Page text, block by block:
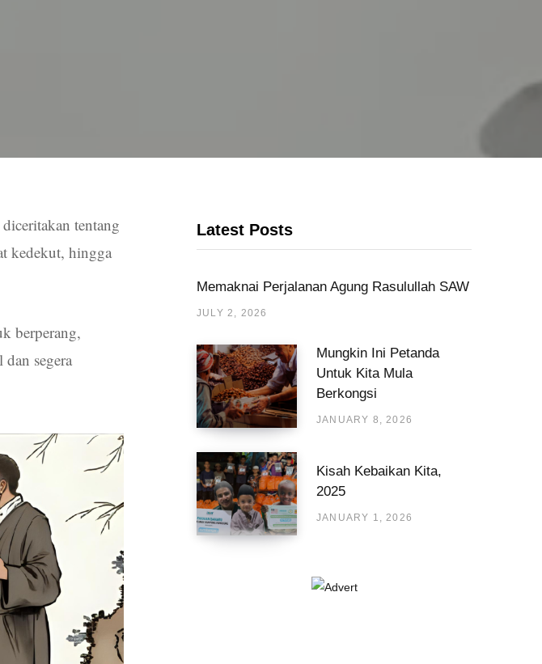
tentang
kedekut, hingga
berperang,
segera
Latest Posts
Memaknai Perjalanan Agung Rasulullah SAW
JULY 2, 2026
Mungkin Ini Petanda
Untuk Kita Mula
Berkongsi
JANUARY 8, 2026
Kisah Kebaikan Kita,
2025
JANUARY 1, 2026